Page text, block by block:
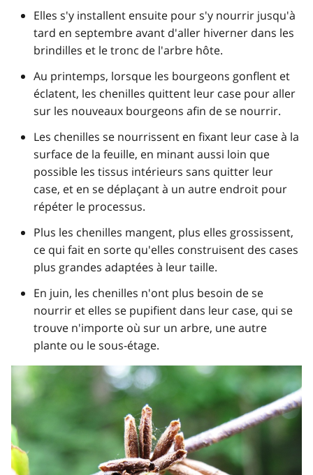
Elles s'y installent ensuite pour s'y nourrir jusqu'à
tard en septembre avant d'aller hiverner dans les
brindilles et le tronc de l'arbre hôte.
Au printemps, lorsque les bourgeons gonflent et
éclatent, les chenilles quittent leur case pour aller
sur les nouveaux bourgeons afin de se nourrir.
Les chenilles se nourrissent en fixant leur case à la
surface de la feuille, en minant aussi loin que
possible les tissus intérieurs sans quitter leur
case, et en se déplaçant à un autre endroit pour
répéter le processus.
Plus les chenilles mangent, plus elles grossissent,
ce qui fait en sorte qu'elles construisent des cases
plus grandes adaptées à leur taille.
En juin, les chenilles n'ont plus besoin de se
nourrir et elles se pupifient dans leur case, qui se
trouve n'importe où sur un arbre, une autre
plante ou le sous-étage.